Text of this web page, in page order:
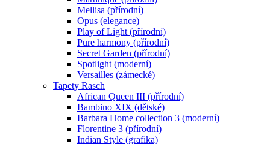
Mellisa (přírodní)
Opus (elegance)
Play of Light (přírodní)
Pure harmony (přírodní)
Secret Garden (přírodní)
Spotlight (moderní)
Versailles (zámecké)
Tapety Rasch
African Queen III (přírodní)
Bambino XIX (dětské)
Barbara Home collection 3 (moderní)
Florentine 3 (přírodní)
Indian Style (grafika)